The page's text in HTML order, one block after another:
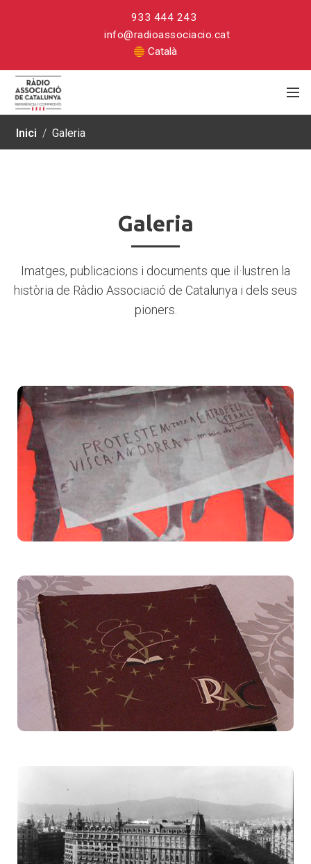
933 444 243
info@radioassociacio.cat
Català
Inici / Galeria
Galeria
Imatges, publicacions i documents que il·lustren la
història de Ràdio Associació de Catalunya i dels seus
pioners.